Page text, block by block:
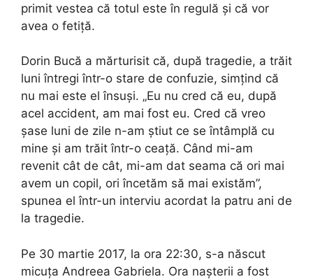
primit vestea că totul este în regulă și că vor
avea o fetiță.
Dorin Bucă a mărturisit că, după tragedie, a trăit
luni întregi într-o stare de confuzie, simțind că
nu mai este el însuși. „Eu nu cred că eu, după
acel accident, am mai fost eu. Cred că vreo
șase luni de zile n-am știut ce se întâmplă cu
mine și am trăit într-o ceață. Când mi-am
revenit cât de cât, mi-am dat seama că ori mai
avem un copil, ori încetăm să mai existăm”,
spunea el într-un interviu acordat la patru ani de
la tragedie.
Pe 30 martie 2017, la ora 22:30, s-a născut
micuța Andreea Gabriela. Ora nașterii a fost